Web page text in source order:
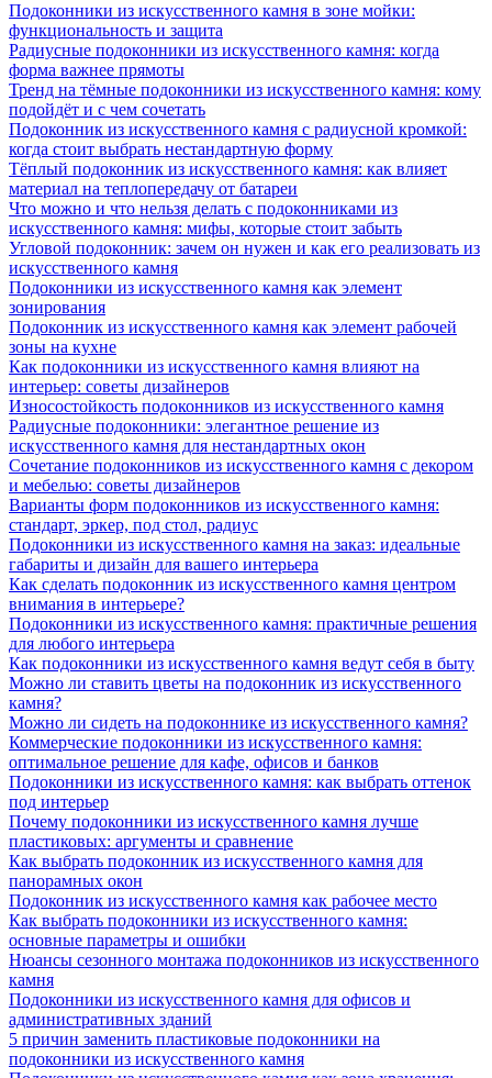
Подоконники из искусственного камня в зоне мойки:
функциональность и защита
Радиусные подоконники из искусственного камня: когда
форма важнее прямоты
Тренд на тёмные подоконники из искусственного камня: кому
подойдёт и с чем сочетать
Подоконник из искусственного камня с радиусной кромкой:
когда стоит выбрать нестандартную форму
Тёплый подоконник из искусственного камня: как влияет
материал на теплопередачу от батареи
Что можно и что нельзя делать с подоконниками из
искусственного камня: мифы, которые стоит забыть
Угловой подоконник: зачем он нужен и как его реализовать из
искусственного камня
Подоконники из искусственного камня как элемент
зонирования
Подоконник из искусственного камня как элемент рабочей
зоны на кухне
Как подоконники из искусственного камня влияют на
интерьер: советы дизайнеров
Износостойкость подоконников из искусственного камня
Радиусные подоконники: элегантное решение из
искусственного камня для нестандартных окон
Сочетание подоконников из искусственного камня с декором
и мебелью: советы дизайнеров
Варианты форм подоконников из искусственного камня:
стандарт, эркер, под стол, радиус
Подоконники из искусственного камня на заказ: идеальные
габариты и дизайн для вашего интерьера
Как сделать подоконник из искусственного камня центром
внимания в интерьере?
Подоконники из искусственного камня: практичные решения
для любого интерьера
Как подоконники из искусственного камня ведут себя в быту
Можно ли ставить цветы на подоконник из искусственного
камня?
Можно ли сидеть на подоконнике из искусственного камня?
Коммерческие подоконники из искусственного камня:
оптимальное решение для кафе, офисов и банков
Подоконники из искусственного камня: как выбрать оттенок
под интерьер
Почему подоконники из искусственного камня лучше
пластиковых: аргументы и сравнение
Как выбрать подоконник из искусственного камня для
панорамных окон
Подоконник из искусственного камня как рабочее место
Как выбрать подоконники из искусственного камня:
основные параметры и ошибки
Нюансы сезонного монтажа подоконников из искусственного
камня
Подоконники из искусственного камня для офисов и
административных зданий
5 причин заменить пластиковые подоконники на
подоконники из искусственного камня